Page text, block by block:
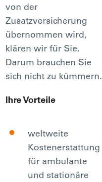
von der
Zusatzversicherung
übernommen wird,
klären wir für Sie.
Darum brauchen Sie
sich nicht zu kümmern.
Ihre Vorteile
weltweite
Kostenerstattung
für ambulante
und stationäre